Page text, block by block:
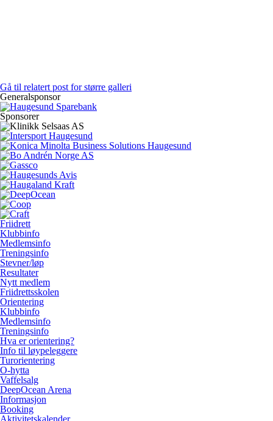
Gå til relatert post for større galleri
Generalsponsor
Sponsorer
Friidrett
Klubbinfo
Medlemsinfo
Treningsinfo
Stevner/løp
Resultater
Nytt medlem
Friidrettsskolen
Orientering
Klubbinfo
Medlemsinfo
Treningsinfo
Hva er orientering?
Info til løypeleggere
Turorientering
O-hytta
Vaffelsalg
DeepOcean Arena
Informasjon
Booking
Aktivitetskalender